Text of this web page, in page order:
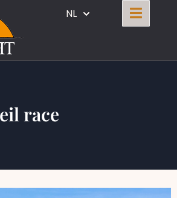
NL
race